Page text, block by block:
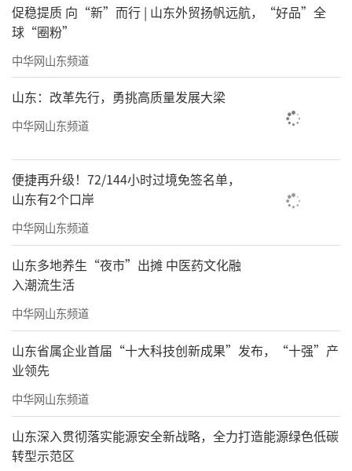
促稳提质 向“新”而行 | 山东外贸扬帆远航，“好品”全
球“圈粉”
中华网山东频道
山东：改革先行，勇挑高质量发展大梁
中华网山东频道
便捷再升级！72/144小时过境免签名单，
山东有2个口岸
中华网山东频道
山东多地养生“夜市”出摊 中医药文化融
入潮流生活
中华网山东频道
山东省属企业首届“十大科技创新成果”发布，“十强”产
业领先
中华网山东频道
山东深入贯彻落实能源安全新战略，全力打造能源绿色低碳
转型示范区